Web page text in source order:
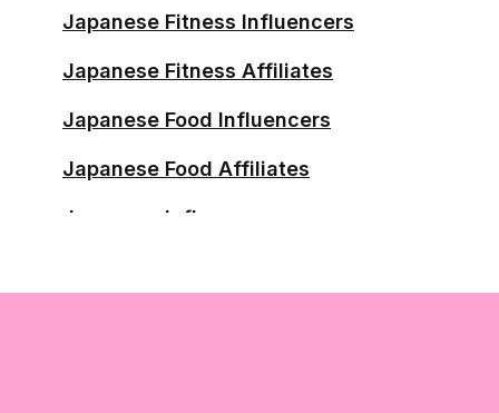
Kashiwa Influencers
Kawagoe Influencers
Kitakyushu Influencers
Koshigaya Influencers
Kumamoto Influencers
Japanese Fitness Influencers
Japanese Fitness Affiliates
Japanese Food Influencers
Japanese Food Affiliates
Japanese Influencers